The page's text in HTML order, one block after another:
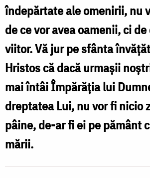
îndepărtate ale omenirii, nu
de ce vor avea oamenii, ci
viitor. Vă jur pe sfânta
Hristos că dacă urmaşii
mai întâi Împărăţia lui
dreptatea Lui, nu vor fi nicio
pâine, de-ar fi ei pe pământ
mării.